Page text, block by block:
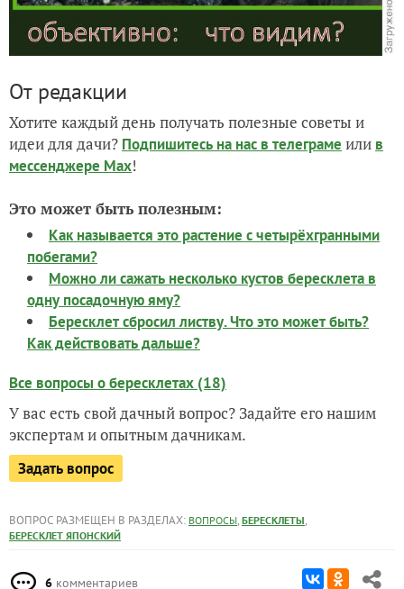
От редакции
Хотите каждый день получать полезные советы и
идеи для дачи? Подпишитесь на нас в телеграме или в
мессенджере Max!
Это может быть полезным:
Как называется это растение с четырёхгранными
побегами?
Можно ли сажать несколько кустов бересклета в
одну посадочную яму?
Бересклет сбросил листву. Что это может быть?
Как действовать дальше?
Все вопросы о бересклетах (18)
У вас есть свой дачный вопрос? Задайте его нашим
экспертам и опытным дачникам.
Задать вопрос
ВОПРОС РАЗМЕЩЕН В РАЗДЕЛАХ: ВОПРОСЫ, БЕРЕСКЛЕТЫ,
БЕРЕСКЛЕТ ЯПОНСКИЙ
6 комментариев